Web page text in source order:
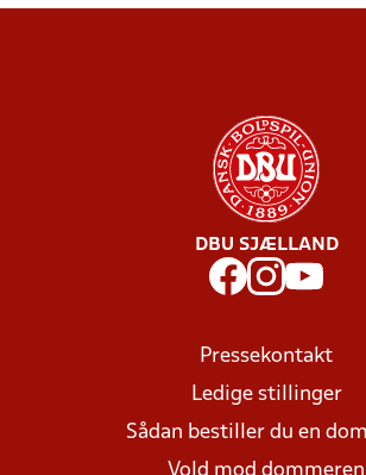
DBU SJÆLLAND
Pressekontakt
Ledige stillinger
Sådan bestiller du en
Vold mod dommeren